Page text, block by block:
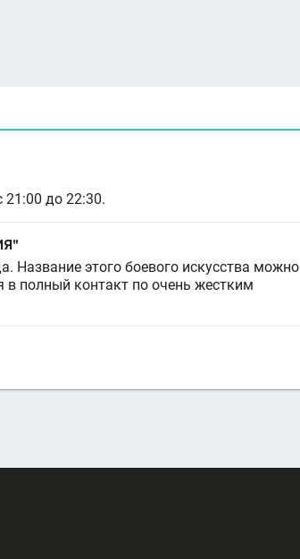
21:00 до 22:30.
Название этого боевого искусства можно
в полный контакт по очень жестким